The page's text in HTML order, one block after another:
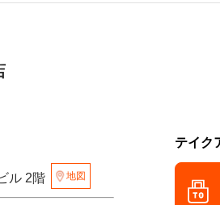
ル 2階 地図
テイク